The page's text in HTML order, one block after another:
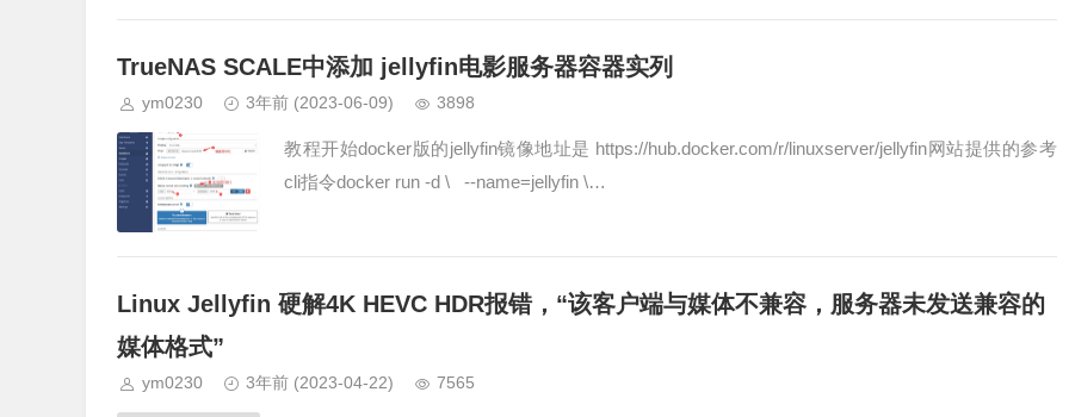
TrueNAS SCALE中添加 jellyfin电影服务器容器实列
ym0230 3年前 (2023-06-09) 3898
教程开始docker版的jellyfin镜像地址是 https://hub.docker.com/r/linuxserver/jellyfin网站提供的参考
cli指令docker run -d \ --name=jellyfin \…
Linux Jellyfin 硬解4K HEVC HDR报错，“该客户端与媒体不兼容，服务器未发送兼容的
媒体格式”
ym0230 3年前 (2023-04-22) 7565